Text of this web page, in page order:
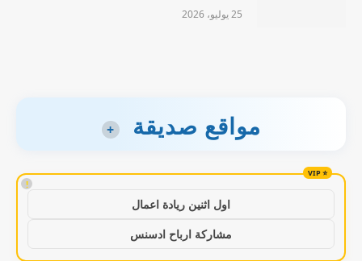
25 يوليو، 2026
مواقع صديقة +
!
اول اثنين ريادة اعمال
مشاركة ارباح ادسنس